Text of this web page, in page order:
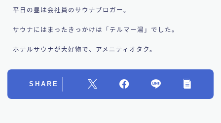
平日の昼は会社員のサウナブロガー。
サウナにはまったきっかけは「テルマー湯」でした。
ホテルサウナが大好物で、アメニティオタク。
SHARE